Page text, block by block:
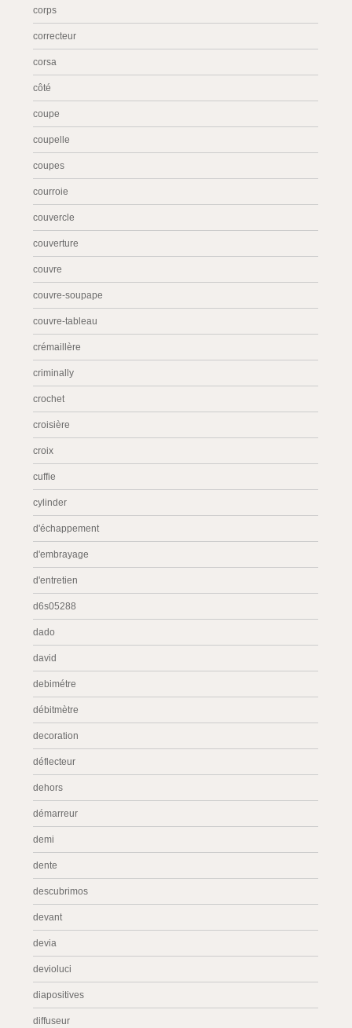
corps
correcteur
corsa
côté
coupe
coupelle
coupes
courroie
couvercle
couverture
couvre
couvre-soupape
couvre-tableau
crémaillère
criminally
crochet
croisière
croix
cuffie
cylinder
d'échappement
d'embrayage
d'entretien
d6s05288
dado
david
debimétre
débitmètre
decoration
déflecteur
dehors
démarreur
demi
dente
descubrimos
devant
devia
devioluci
diapositives
diffuseur